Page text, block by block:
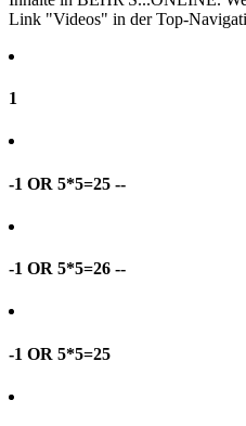
Link "Videos" in der Top-
1
-1 OR 5*5=25 --
-1 OR 5*5=26 --
-1 OR 5*5=25